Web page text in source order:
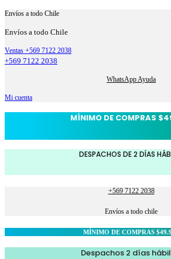
Envíos a todo Chile
Envíos a todo Chile
Ventas +569 7122 2038
+569 7122 2038
WhatsApp Ayuda
Mi cuenta
MÍNIMO DE COMPRAS
DESPACHOS DE 2 DÍAS
+569 7122 2038
Envíos a todo chile
MÍNIMO DE COMPRAS
Despachos 2 días